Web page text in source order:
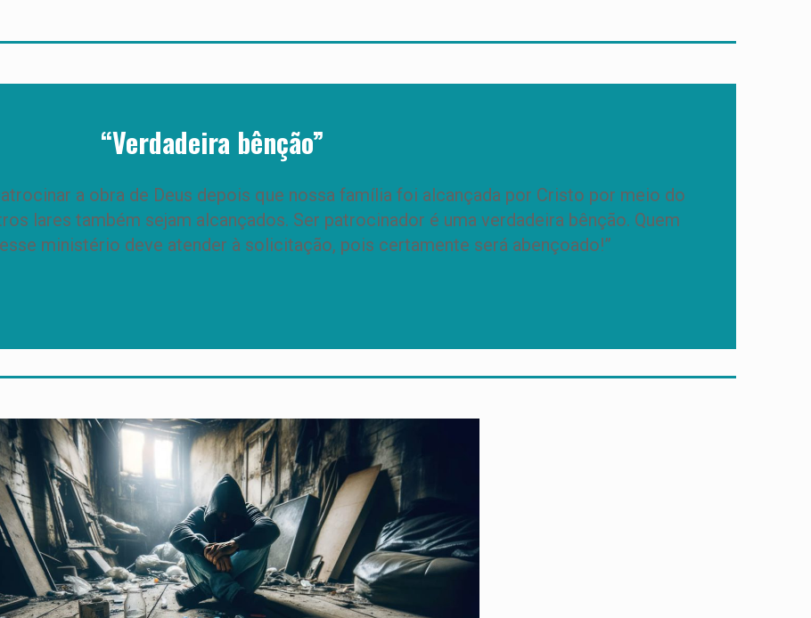
“Verdadeira bênção”
a obra de Deus depois que nossa família foi alcançada por Cristo por meio do
lares também sejam alcançados. Ser patrocinador é uma verdadeira bênção. Quem
ministério deve atender à solicitação, pois certamente será abençoado!”